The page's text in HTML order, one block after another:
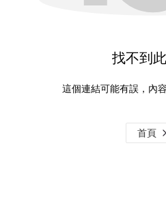
找不到
這個連結可能有誤，內
首頁